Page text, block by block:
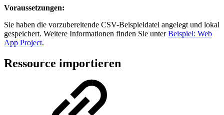
Voraussetzungen:
Sie haben die vorzubereitende CSV-Beispieldatei angelegt und lokal
gespeichert. Weitere Informationen finden Sie unterBeispiel: Web
App Project.
Ressource importieren